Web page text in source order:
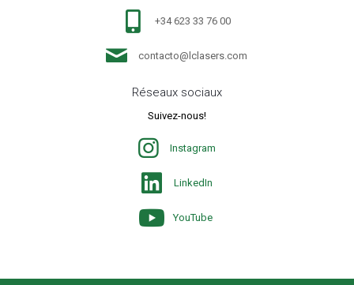
+34 623 33 76 00
contacto@lclasers.com
Réseaux sociaux
Suivez-nous!
Instagram
LinkedIn
YouTube